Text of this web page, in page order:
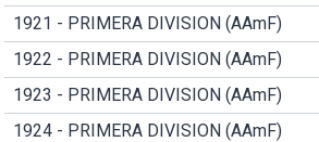
1921 - PRIMERA DIVISION (AAmF)
1922 - PRIMERA DIVISION (AAmF)
1923 - PRIMERA DIVISION (AAmF)
1924 - PRIMERA DIVISION (AAmF)